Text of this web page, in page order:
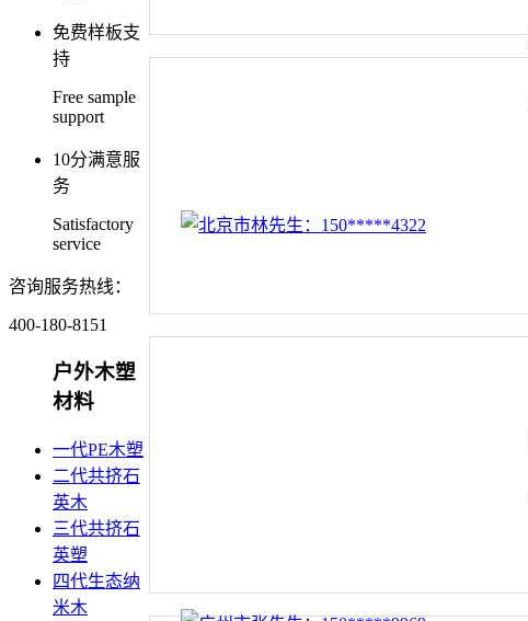
免费样板支
持
Free sample
support
10分满意服
务
Satisfactory
service
咨询服务热线：
400-180-8151
户外木塑
材料
一代PE木塑
二代共挤石
英木
三代共挤石
英塑
四代生态纳
米木